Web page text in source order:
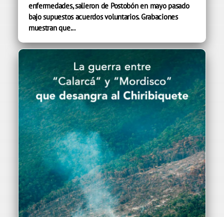
enfermedades, salieron de Postobón en mayo pasado
bajo supuestos acuerdos voluntarios. Grabaciones
muestran que...